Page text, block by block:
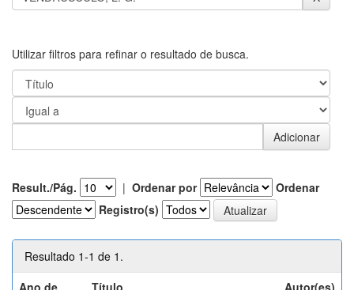
Utilizar filtros para refinar o resultado de busca.
Result./Pág. | Ordenar por
Ordenar
Registro(s)
Resultado 1-1 de 1.
Ano de
Título Autor(es)